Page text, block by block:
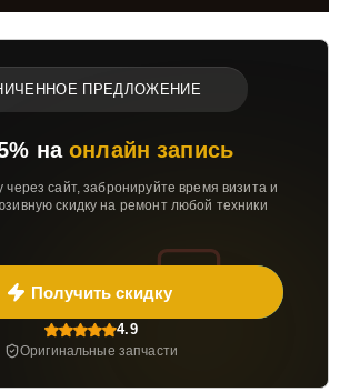
ПРЕДЛОЖЕНИЕ
наонлайн запись
через сайт, забронируйте время визита и
скидку на ремонт любой техники
Получить скидку
4.9
Оригинальные запчасти